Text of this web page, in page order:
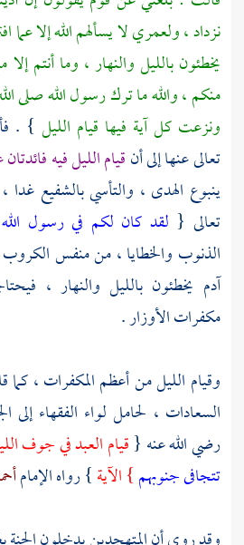
نزداد ، ولعمري لا يسألهم الله إلا
يخطئون بالليل والنهار ، وما أنتم
منكم ، والله ما ترك رسول الله صلى
ونزعت كل آية فيها قيام الليل } .
تعالى عنها إلى أنقيام الليل فيه
ينبوع الهدى ، والتأسي بالشفيع
تعالى { لقد كان لكم في رسول
الذنوب والخطايا ، من منفس الكروب
آدم يخطئون بالليل والنهار ،
مكفرات الأوزار .
وقيام الليل من أعظم المكفرات ،
السعادات ، لحامل لواء الفقهاء إلى
رضي الله عنه {قيام العبد في جوف
تتجافى جنوبهم} الآية} رواه الإمام